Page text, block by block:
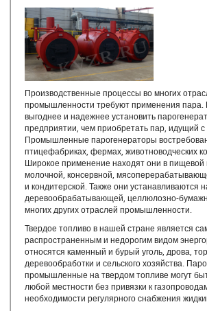
Водогрейные котлы работающие на
Отопительные котельные
Золоуловители
Дымовые трубы
Котел паровой ПАР
Обслуживание дымовых труб
Котлы для бурого угля
Подготовка котельной и системы
Неполадки в работе котлов, их причины
устранения
Шлакоудаление
Влияние накипи и сажи на
Коэффициент полезного действия
твердом топливе
Нагрузка котла и ее влияние на КПД
Общие принципы, делающие
и надежной
Выбор дымососа
Процесс горения
Топливо для отопительных и
процессы его грения
Производственные процессы во многих
промышленности требуют применения пара.
выгоднее и надежнее установить
предприятии, чем приобретать пар, идущий с
Промышленные парогенераторы
птицефабриках, фермах, животноводческих
Широкое применение находят они в
молочной, консервной,
и кондитерской. Также они устанавливаются
деревообрабатывающей, целлюлозно-
многих других отраслей промышленности.
Твердое топливо в нашей стране является
распространенным и недорогим видом
относятся каменный и бурый уголь, дрова,
деревообработки и сельского хозяйства.
промышленные на твердом топливе могут
любой местности без привязки к
необходимости регулярного снабжения